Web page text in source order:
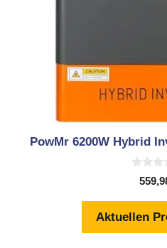
PowMr 6200W Hybrid
5
Aktuellen